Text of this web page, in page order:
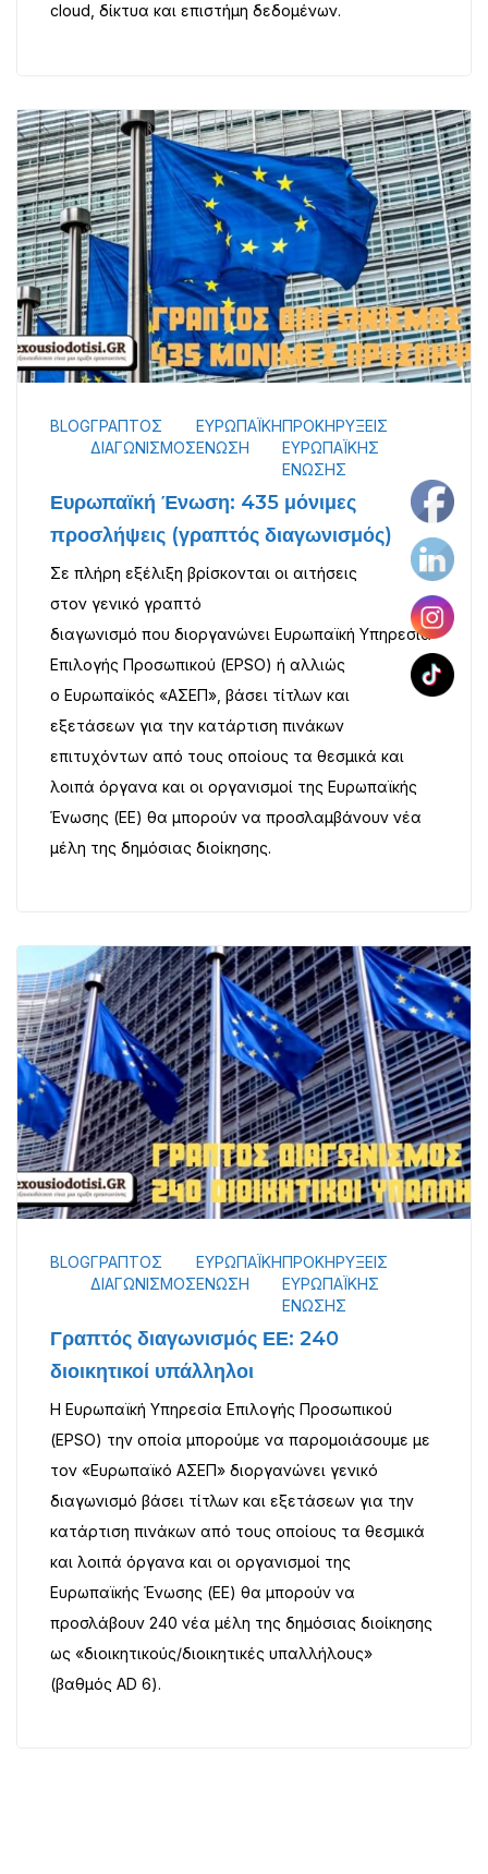
Blog Επικοινωνία
cloud, δίκτυα και επιστήμη δεδομένων.
BLOGΓΡΑΠΤΌΣ
ΔΙΑΓΩΝΙΣΜΌΣ
ΕΥΡΩΠΑΪΚΉ
ΈΝΩΣΗ
ΠΡΟΚΗΡΎΞΕΙΣ
ΕΥΡΩΠΑΪΚΉΣ
ΈΝΩΣΗΣ
Ευρωπαϊκή Ένωση: 435 μόνιμες
προσλήψεις (γραπτός διαγωνισμός)
Σε πλήρη εξέλιξη βρίσκονται οι αιτήσεις
στον γενικό γραπτό
διαγωνισμό που διοργανώνει Ευρωπαϊκή Υπηρεσία
Επιλογής Προσωπικού (EPSO) ή αλλιώς
ο Ευρωπαϊκός «ΑΣΕΠ», βάσει τίτλων και
εξετάσεων για την κατάρτιση πινάκων
επιτυχόντων από τους οποίους τα θεσμικά και
λοιπά όργανα και οι οργανισμοί της Ευρωπαϊκής
Ένωσης (ΕΕ) θα μπορούν να προσλαμβάνουν νέα
μέλη της δημόσιας διοίκησης.
BLOGΓΡΑΠΤΌΣ
ΔΙΑΓΩΝΙΣΜΌΣ
ΕΥΡΩΠΑΪΚΉ
ΈΝΩΣΗ
ΠΡΟΚΗΡΎΞΕΙΣ
ΕΥΡΩΠΑΪΚΉΣ
ΈΝΩΣΗΣ
Γραπτός διαγωνισμός ΕΕ: 240
διοικητικοί υπάλληλοι
Η Ευρωπαϊκή Υπηρεσία Επιλογής Προσωπικού
(EPSO) την οποία μπορούμε να παρομοιάσουμε με
τον «Ευρωπαϊκό ΑΣΕΠ» διοργανώνει γενικό
διαγωνισμό βάσει τίτλων και εξετάσεων για την
κατάρτιση πινάκων από τους οποίους τα θεσμικά
και λοιπά όργανα και οι οργανισμοί της
Ευρωπαϊκής Ένωσης (ΕΕ) θα μπορούν να
προσλάβουν 240 νέα μέλη της δημόσιας διοίκησης
ως «διοικητικούς/διοικητικές υπαλλήλους»
(βαθμός AD 6).